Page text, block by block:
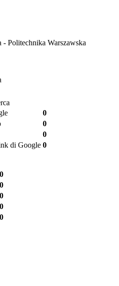
- Politechnika Warszawska
0
0
0
di Google 0
0
0
0
0
0